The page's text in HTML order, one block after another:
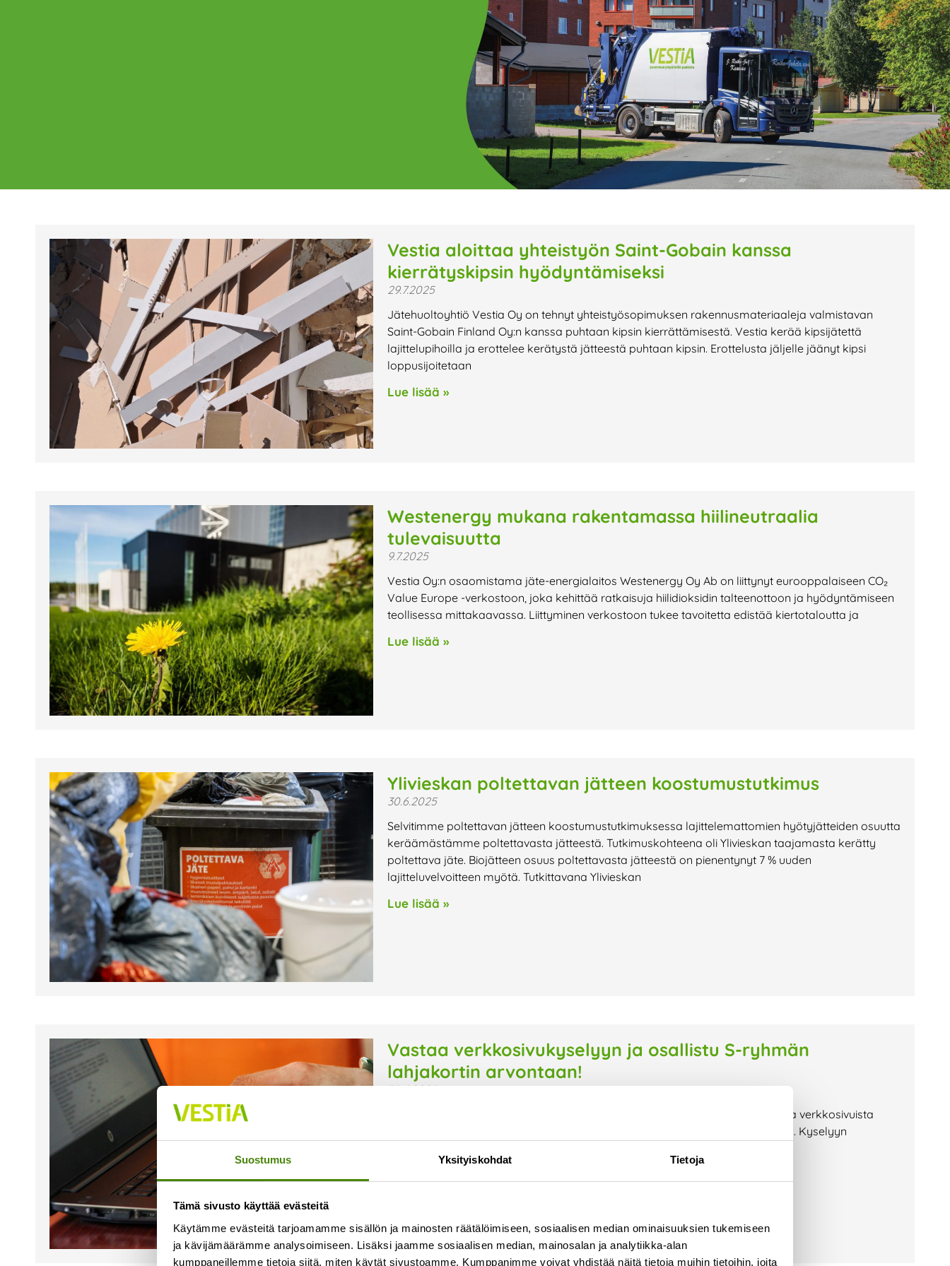
Suostumus Yksityiskohdat Tietoja
Tämä sivusto käyttää evästeitä
Käytämme evästeitä tarjoamamme sisällön ja mainosten räätälöimiseen, sosiaalisen median ominaisuuksien tukemiseen
ja kävijämäärämme analysoimiseen. Lisäksi jaamme sosiaalisen median, mainosalan ja analytiikka-alan
kumppaneillemme tietoja siitä, miten käytät sivustoamme. Kumppanimme voivat yhdistää näitä tietoja muihin tietoihin, joita
Ajankohtaista
Tältä sivulta löydät Vestian ajankohtaiset uutiset,
mahdolliset poikkeukset aukioloajoissa ja lähiaikojen
tapahtumat.
Vestia aloittaa yhteistyön Saint-Gobain kanssa
kierrätyskipsin hyödyntämiseksi
29.7.2025
Jätehuoltoyhtiö Vestia Oy on tehnyt yhteistyösopimuksen rakennusmateriaaleja valmistavan
Saint-Gobain Finland Oy:n kanssa puhtaan kipsin kierrättämisestä. Vestia kerää kipsijätettä
lajittelupihoilla ja erottelee kerätystä jätteestä puhtaan kipsin. Erottelusta jäljelle jäänyt kipsi
loppusijoitetaan
Lue lisää »
Westenergy mukana rakentamassa hiilineutraalia
tulevaisuutta
9.7.2025
Vestia Oy:n osaomistama jäte-energialaitos Westenergy Oy Ab on liittynyt eurooppalaiseen CO₂
Value Europe -verkostoon, joka kehittää ratkaisuja hiilidioksidin talteenottoon ja hyödyntämiseen
teollisessa mittakaavassa. Liittyminen verkostoon tukee tavoitetta edistää kiertotaloutta ja
Lue lisää »
Ylivieskan poltettavan jätteen koostumustutkimus
30.6.2025
Selvitimme poltettavan jätteen koostumustutkimuksessa lajittelemattomien hyötyjätteiden osuutta
keräämästämme poltettavasta jätteestä. Tutkimuskohteena oli Ylivieskan taajamasta kerätty
poltettava jäte. Biojätteen osuus poltettavasta jätteestä on pienentynyt 7 % uuden
lajitteluvelvoitteen myötä. Tutkittavana Ylivieskan
Lue lisää »
Vastaa verkkosivukyselyyn ja osallistu S-ryhmän
lahjakortin arvontaan!
30.6.2025
Vestian verkkosivut uudistettiin vuoden 2025 alussa. Nyt keräämme palautetta verkkosivuista
kyselyn kautta, jotta voimme kehittää sivustosta entistä paremmin palvelevan. Kyselyyn
PagePagePagePagePage